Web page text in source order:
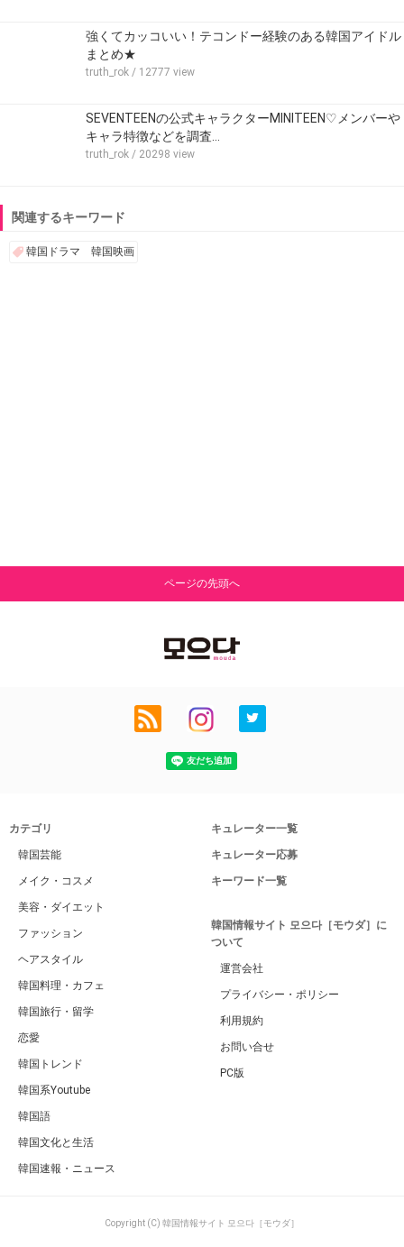
強くてカッコいい！テコンドー経験のある韓国アイドル
まとめ★
truth_rok / 12777 view
SEVENTEENの公式キャラクターMINITEEN♡メンバーや
キャラ特徴などを調査…
truth_rok / 20298 view
関連するキーワード
韓国ドラマ 韓国映画
ページの先頭へ
カテゴリ
韓国芸能
メイク・コスメ
美容・ダイエット
ファッション
ヘアスタイル
韓国料理・カフェ
韓国旅行・留学
恋愛
韓国トレンド
韓国系Youtube
韓国語
韓国文化と生活
韓国速報・ニュース
キュレーター一覧
キュレーター応募
キーワード一覧
韓国情報サイト 모으다［モウダ］に
ついて
運営会社
プライバシー・ポリシー
利用規約
お問い合せ
PC版
Copyright (C) 韓国情報サイト 모으다［モウダ］